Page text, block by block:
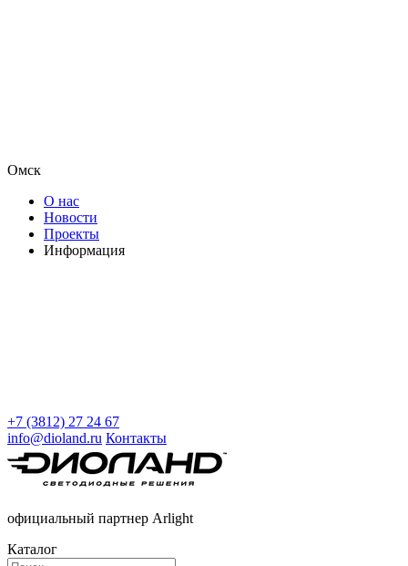
Омск
О нас
Новости
Проекты
Информация
+7 (3812) 27 24 67
info@dioland.ru Контакты
официальный партнер Arlight
Каталог